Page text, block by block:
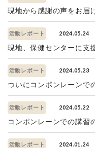
現地から感謝の声をお届
活動レポート 2024.05.24
現地、保健センターに支
活動レポート 2024.05.23
ついにコンポンレーンで
活動レポート 2024.05.22
コンポンレーンでの講習
活動レポート 2024.01.24